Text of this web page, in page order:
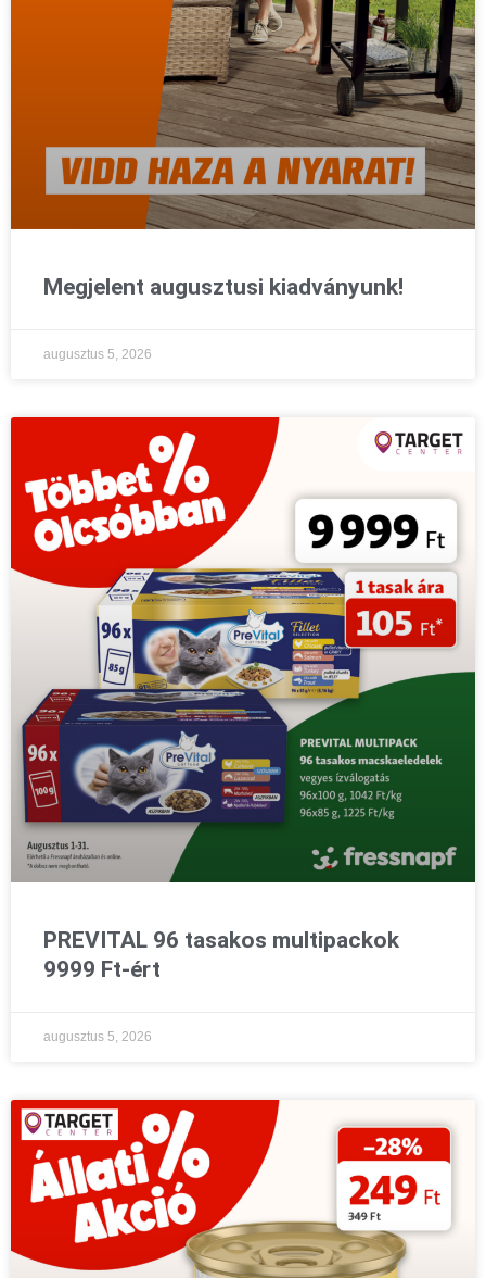
Megjelent augusztusi kiadványunk!
augusztus 5, 2026
PREVITAL 96 tasakos multipackok
9999 Ft-ért
augusztus 5, 2026